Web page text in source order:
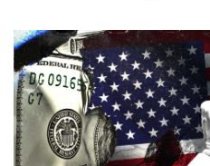
durante